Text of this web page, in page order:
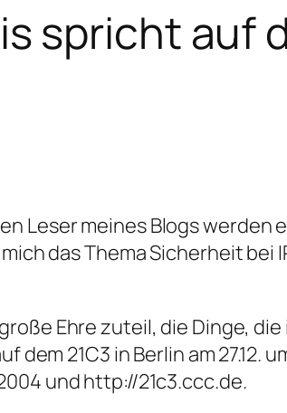
spricht auf
Leser meines Blogs
das Thema Sicherheit bei
Ehre zuteil, die Dinge,
dem 21C3 in Berlin am 27.12.
und http://21c3.ccc.de.